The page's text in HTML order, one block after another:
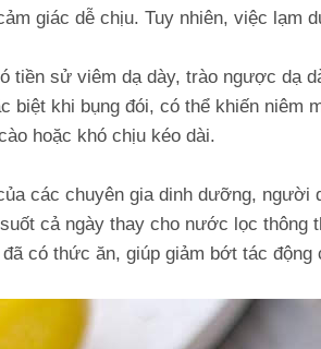
giác dễ chịu. Tuy nhiên, việc lạm
tiền sử viêm dạ dày, trào ngược dạ
biệt khi bụng đói, có thể khiến niêm
hoặc khó chịu kéo dài.
các chuyên gia dinh dưỡng, người
cả ngày thay cho nước lọc
có thức ăn, giúp giảm bớt tác động